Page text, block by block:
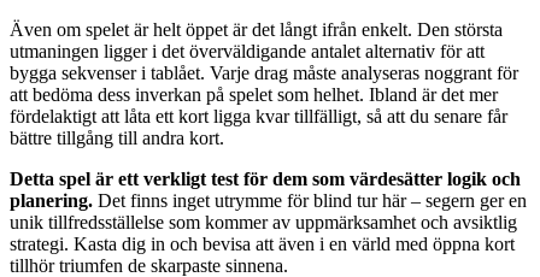
Även om spelet är helt öppet är det långt ifrån enkelt. Den största
utmaningen ligger i det överväldigande antalet alternativ för att
bygga sekvenser i tablået. Varje drag måste analyseras noggrant för
att bedöma dess inverkan på spelet som helhet. Ibland är det mer
fördelaktigt att låta ett kort ligga kvar tillfälligt, så att du senare får
bättre tillgång till andra kort.
Detta spel är ett verkligt test för dem som värdesätter logik och
planering. Det finns inget utrymme för blind tur här – segern ger en
unik tillfredsställelse som kommer av uppmärksamhet och avsiktlig
strategi. Kasta dig in och bevisa att även i en värld med öppna kort
tillhör triumfen de skarpaste sinnena.